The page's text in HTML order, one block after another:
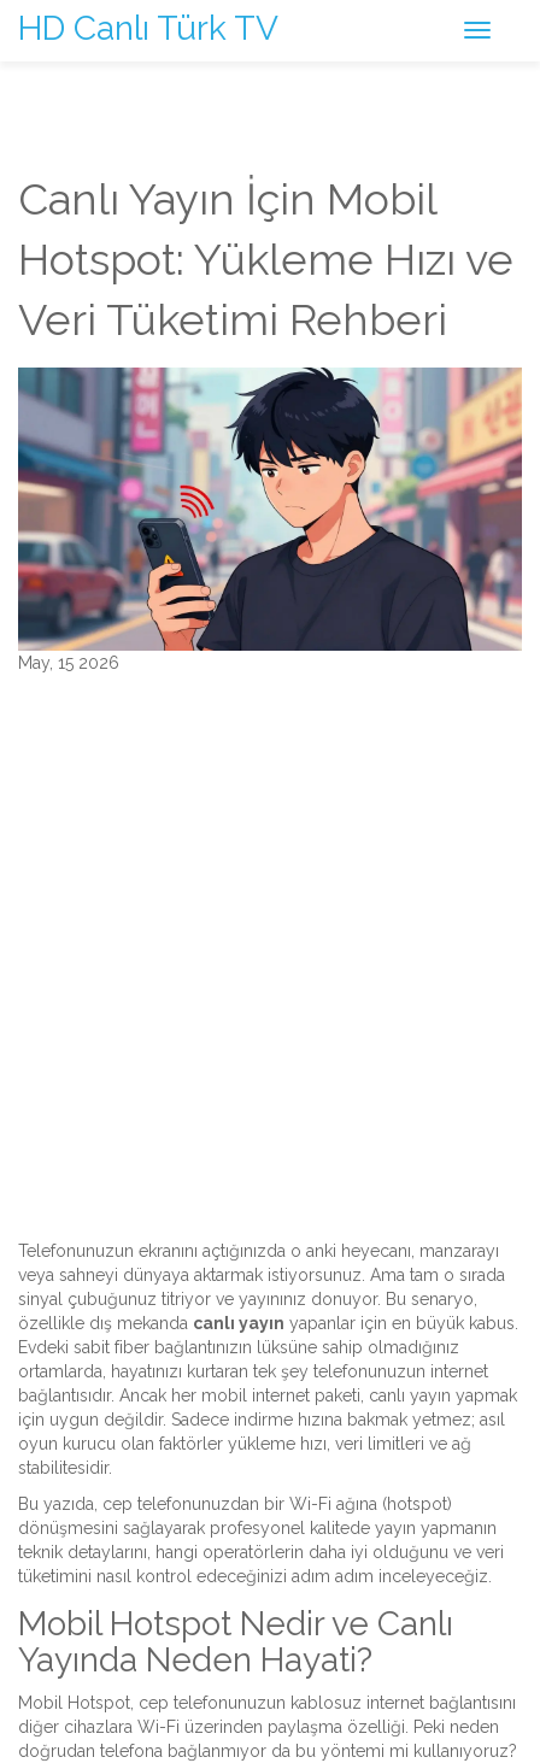
HD Canlı Türk TV
Canlı Yayın İçin Mobil
Hotspot: Yükleme Hızı ve
Veri Tüketimi Rehberi
May, 15 2026
Telefonunuzun ekranını açtığınızda o anki heyecanı, manzarayı
veya sahneyi dünyaya aktarmak istiyorsunuz. Ama tam o sırada
sinyal çubuğunuz titriyor ve yayınınız donuyor. Bu senaryo,
özellikle dış mekanda canlı yayın yapanlar için en büyük kabus.
Evdeki sabit fiber bağlantınızın lüksüne sahip olmadığınız
ortamlarda, hayatınızı kurtaran tek şey telefonunuzun internet
bağlantısıdır. Ancak her mobil internet paketi, canlı yayın yapmak
için uygun değildir. Sadece indirme hızına bakmak yetmez; asıl
oyun kurucu olan faktörler yükleme hızı, veri limitleri ve ağ
stabilitesidir.
Bu yazıda, cep telefonunuzdan bir Wi-Fi ağına (hotspot)
dönüşmesini sağlayarak profesyonel kalitede yayın yapmanın
teknik detaylarını, hangi operatörlerin daha iyi olduğunu ve veri
tüketimini nasıl kontrol edeceğinizi adım adım inceleyeceğiz.
Mobil Hotspot Nedir ve Canlı
Yayında Neden Hayati?
Mobil Hotspot cep telefonunuzun kablosuz internet bağlantısını
diğer cihazlara Wi-Fi üzerinden paylaşma özelliği . Peki neden
doğrudan telefona bağlanmıyor da bu yöntemi mi kullanıyoruz?